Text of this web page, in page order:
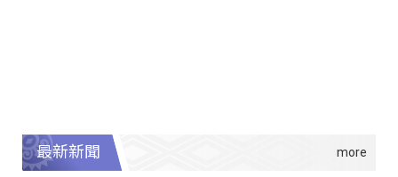
最新新聞